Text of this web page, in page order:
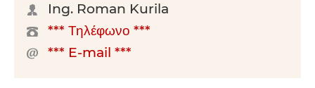
Ing. Roman Kurila
*** Τηλέφωνο ***
*** E-mail ***